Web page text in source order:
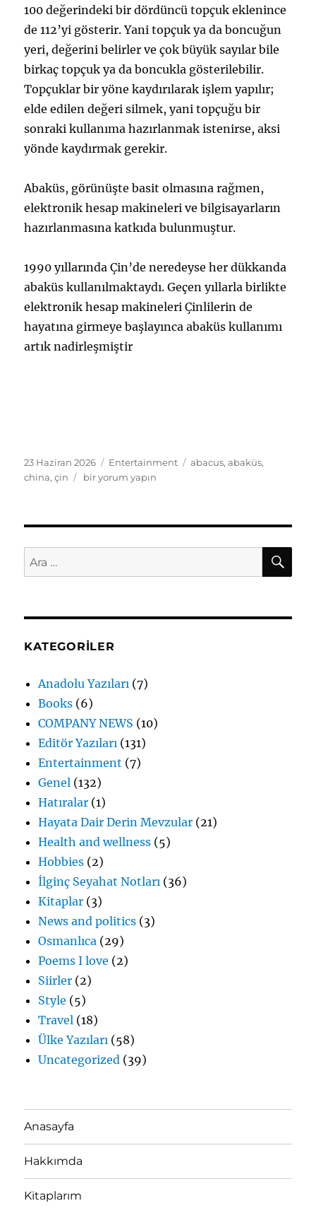
100 değerindeki bir dördüncü topçuk eklenince
de 112’yi gösterir. Yani topçuk ya da boncuğun
yeri, değerini belirler ve çok büyük sayılar bile
birkaç topçuk ya da boncukla gösterilebilir.
Topçuklar bir yöne kaydırılarak işlem yapılır;
elde edilen değeri silmek, yani topçuğu bir
sonraki kullanıma hazırlanmak istenirse, aksi
yönde kaydırmak gerekir.
Abaküs, görünüşte basit olmasına rağmen,
elektronik hesap makineleri ve bilgisayarların
hazırlanmasına katkıda bulunmuştur.
1990 yıllarında Çin’de neredeyse her dükkanda
abaküs kullanılmaktaydı. Geçen yıllarla birlikte
elektronik hesap makineleriÇinlilerin de
hayatına girmeye başlayınca abaküs kullanımı
artık nadirleşmiştir
Yayın
tarihi
23 Haziran 2026 Kategoriler
Entertainment Etiketler
abacus,abaküs,
china,çin
ABAKÜS
bir yorum yapın
Ara:
KATEGORILER
Anadolu Yazıları (7)
Books (6)
COMPANY NEWS (10)
Editör Yazıları (131)
Entertainment (7)
Genel (132)
Hatıralar (1)
Hayata Dair Derin Mevzular (21)
Health and wellness (5)
Hobbies (2)
İlginç Seyahat Notları (36)
Kitaplar (3)
News and politics (3)
Osmanlıca (29)
Poems I love (2)
Siirler (2)
Style (5)
Travel (18)
Ülke Yazıları (58)
Uncategorized (39)
Anasayfa
Hakkımda
Kitaplarım